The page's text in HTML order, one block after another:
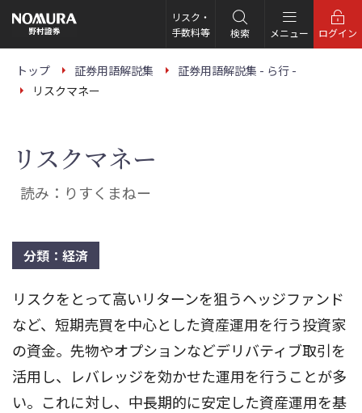
の
ー
リスク・
手数料等
検索 メニュー ログイン
トップ 証券用語解説集
証券用語解説集 - ら行 -
リスクマネー
リスクマネー
読み：りすくまねー
分類：経済
リスクをとって高いリターンを狙うヘッジファンド
など、短期売買を中心とした資産運用を行う投資家
の資金。先物やオプションなどデリバティブ取引を
活用し、レバレッジを効かせた運用を行うことが多
い。これに対し、中長期的に安定した資産運用を基